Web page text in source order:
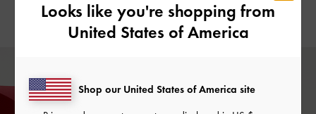
Looks like you're shopping from
United States of America
Shop our United States of America site